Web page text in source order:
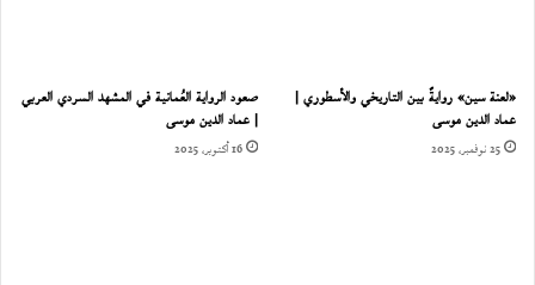
«لعنة سين» روايةٌ بين التاريخي والأسطوري |
عماد الدين موسى
25 نوفمبر، 2025
صعود الرواية العُمانية في المشهد السردي العربي
| عماد الدين موسى
16 أكتوبر، 2025